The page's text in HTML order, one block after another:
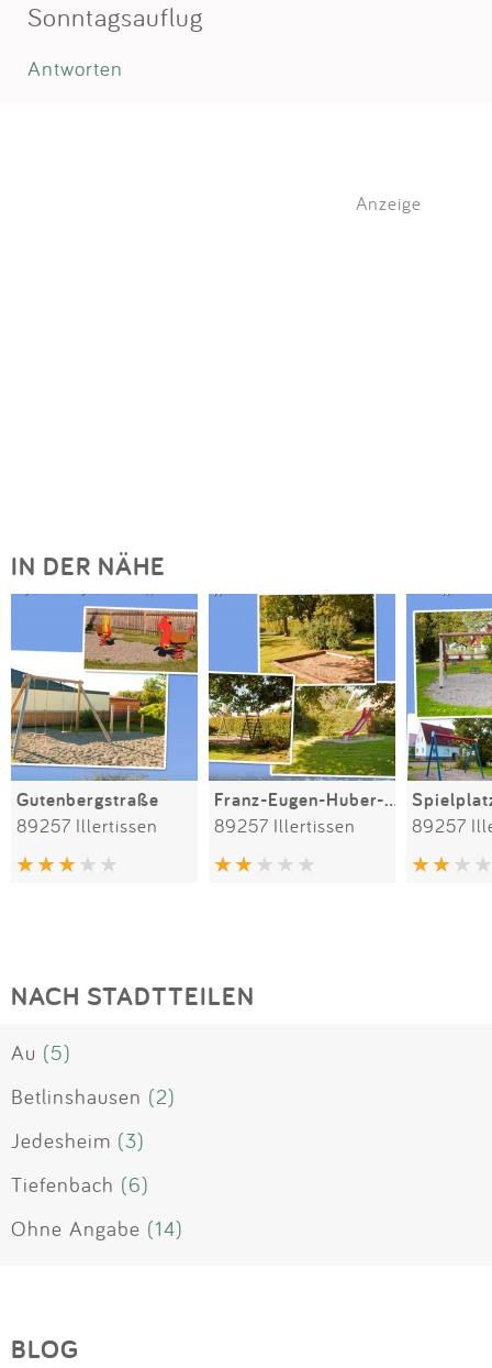
Sonntagsauflug
Antworten
Anzeige
IN DER NÄHE
Gutenbergstraße
89257 Illertissen
Franz-Eugen-Huber-Straße
89257 Illertissen 89257
NACH STADTTEILEN
Au (5)
Betlinshausen (2)
Jedesheim (3)
Tiefenbach (6)
Ohne Angabe (14)
BLOG